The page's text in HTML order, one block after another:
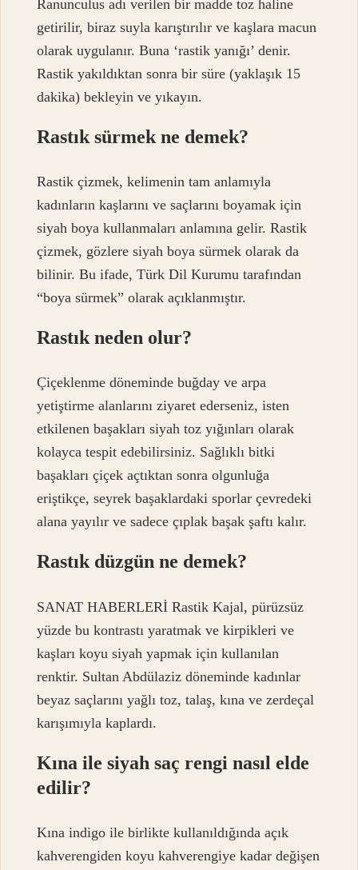
Ranunculus adı verilen bir madde toz haline
getirilir, biraz suyla karıştırılır ve kaşlara macun
olarak uygulanır. Buna ‘rastik yanığı’ denir.
Rastik yakıldıktan sonra bir süre (yaklaşık 15
dakika) bekleyin ve yıkayın.
Rastık sürmek ne demek?
Rastik çizmek, kelimenin tam anlamıyla
kadınların kaşlarını ve saçlarını boyamak için
siyah boya kullanmaları anlamına gelir. Rastik
çizmek, gözlere siyah boya sürmek olarak da
bilinir. Bu ifade, Türk Dil Kurumu tarafından
“boya sürmek” olarak açıklanmıştır.
Rastık neden olur?
Çiçeklenme döneminde buğday ve arpa
yetiştirme alanlarını ziyaret ederseniz, isten
etkilenen başakları siyah toz yığınları olarak
kolayca tespit edebilirsiniz. Sağlıklı bitki
başakları çiçek açtıktan sonra olgunluğa
eriştikçe, seyrek başaklardaki sporlar çevredeki
alana yayılır ve sadece çıplak başak şaftı kalır.
Rastık düzgün ne demek?
SANAT HABERLERİ Rastik Kajal, pürüzsüz
yüzde bu kontrastı yaratmak ve kirpikleri ve
kaşları koyu siyah yapmak için kullanılan
renktir. Sultan Abdülaziz döneminde kadınlar
beyaz saçlarını yağlı toz, talaş, kına ve zerdeçal
karışımıyla kaplardı.
Kına ile siyah saç rengi nasıl elde
edilir?
Kına indigo ile birlikte kullanıldığında açık
kahverengiden koyu kahverengiye kadar değişen